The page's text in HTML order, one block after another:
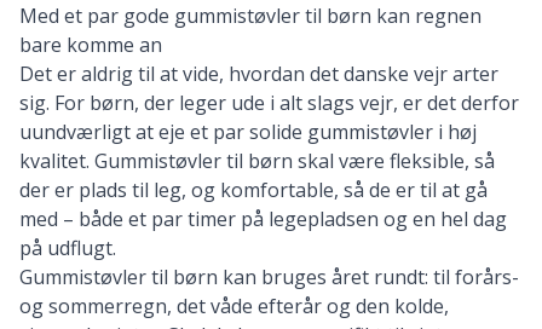
Med et par gode gummistøvler til børn kan regnen
bare komme an
Det er aldrig til at vide, hvordan det danske vejr arter
sig. For børn, der leger ude i alt slags vejr, er det derfor
uundværligt at eje et par solide gummistøvler i høj
kvalitet. Gummistøvler til børn skal være fleksible, så
der er plads til leg, og komfortable, så de er til at gå
med – både et par timer på legepladsen og en hel dag
på udflugt.
Gummistøvler til børn kan bruges året rundt: til forårs-
og sommerregn, det våde efterår og den kolde,